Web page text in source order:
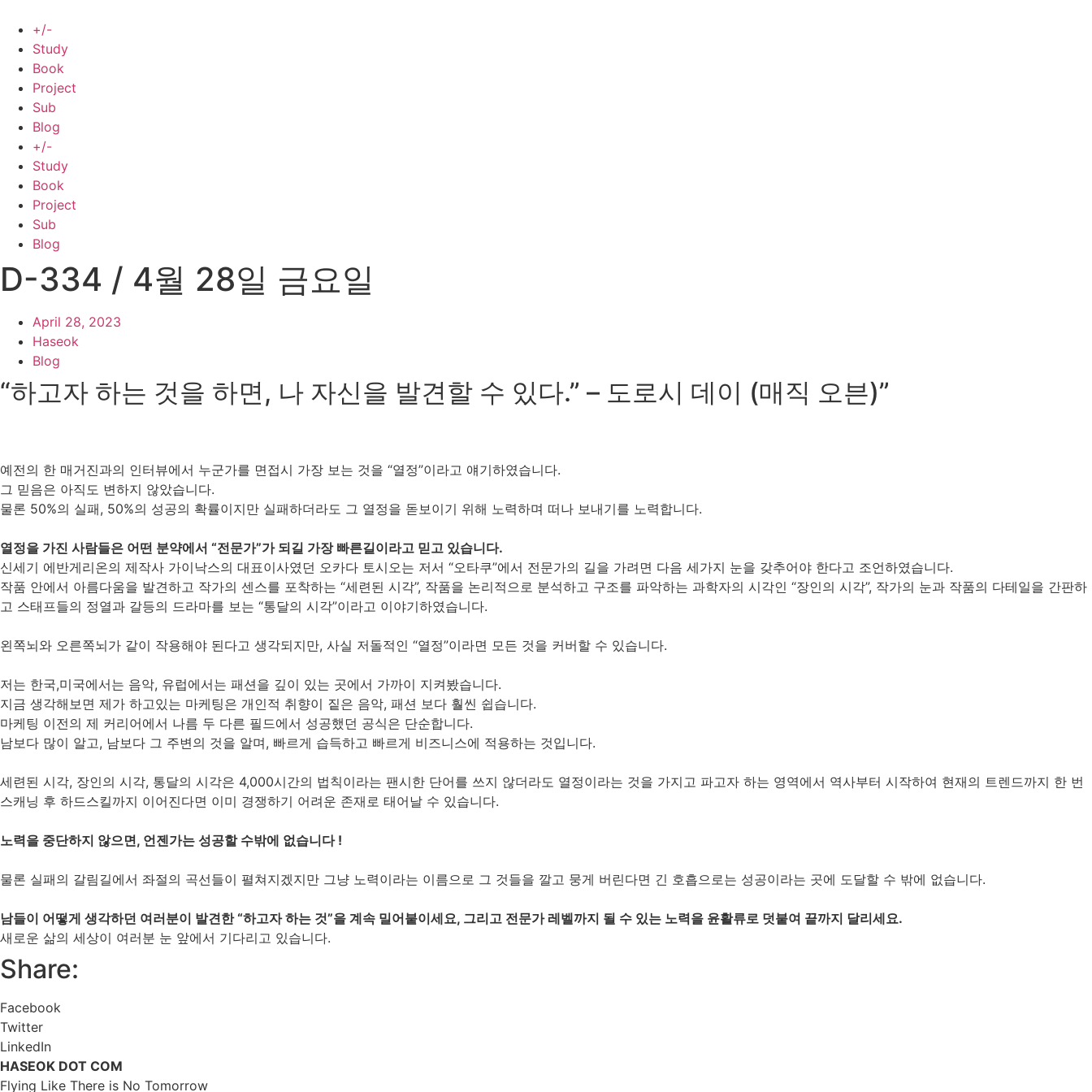
content
+/-
Study
Book
Project
Sub
Blog
+/-
Study
Book
Project
Sub
Blog
D-334 / 4월 28일 금요일
April 28, 2023
Haseok
Blog
“하고자 하는 것을 하면, 나 자신을 발견할 수 있다.” – 도로시 데이 (매직 오븐)”
예전의 한 매거진과의 인터뷰에서 누군가를 면접시 가장 보는 것을 “열정”이라고 얘기하였습니다.
그 믿음은 아직도 변하지 않았습니다.
물론 50%의 실패, 50%의 성공의 확률이지만 실패하더라도 그 열정을 돋보이기 위해 노력하며 떠나 보내기를 노력합니다.
열정을 가진 사람들은 어떤 분약에서 “전문가”가 되길 가장 빠른길이라고 믿고 있습니다.
신세기 에반게리온의 제작사 가이낙스의 대표이사였던 오카다 토시오는 저서 “오타쿠”에서 전문가의 길을 가려면 다음 세가지 눈을 갖추어야 한다고 조언하였습니다.
작품 안에서 아름다움을 발견하고 작가의 센스를 포착하는 “세련된 시각”, 작품을 논리적으로 분석하고 구조를 파악하는 과학자의 시각인 “장인의 시각”, 작가의 눈과 작품의 다테일을 간판하
고 스태프들의 정열과 갈등의 드라마를 보는 “통달의 시각”이라고 이야기하였습니다.
왼쪽뇌와 오른쪽뇌가 같이 작용해야 된다고 생각되지만, 사실 저돌적인 “열정”이라면 모든 것을 커버할 수 있습니다.
저는 한국,미국에서는 음악, 유럽에서는 패션을 깊이 있는 곳에서 가까이 지켜봤습니다.
지금 생각해보면 제가 하고있는 마케팅은 개인적 취향이 짙은 음악, 패션 보다 훨씬 쉽습니다.
마케팅 이전의 제 커리어에서 나름 두 다른 필드에서 성공했던 공식은 단순합니다.
남보다 많이 알고, 남보다 그 주변의 것을 알며, 빠르게 습득하고 빠르게 비즈니스에 적용하는 것입니다.
세련된 시각, 장인의 시각, 통달의 시각은 4,000시간의 법칙이라는 팬시한 단어를 쓰지 않더라도 열정이라는 것을 가지고 파고자 하는 영역에서 역사부터 시작하여 현재의 트렌드까지 한 번
스캐닝 후 하드스킬까지 이어진다면 이미 경쟁하기 어려운 존재로 태어날 수 있습니다.
노력을 중단하지 않으면, 언젠가는 성공할 수밖에 없습니다 !
물론 실패의 갈림길에서 좌절의 곡선들이 펼쳐지겠지만 그냥 노력이라는 이름으로 그 것들을 깔고 뭉게 버린다면 긴 호흡으로는 성공이라는 곳에 도달할 수 밖에 없습니다.
남들이 어떻게 생각하던 여러분이 발견한 “하고자 하는 것”을 계속 밀어붙이세요, 그리고 전문가 레벨까지 될 수 있는 노력을 윤활류로 덧붙여 끝까지 달리세요.
새로운 삶의 세상이 여러분 눈 앞에서 기다리고 있습니다.
Share:
Facebook
Twitter
LinkedIn
HASEOK DOT COM
Flying Like There is No Tomorrow